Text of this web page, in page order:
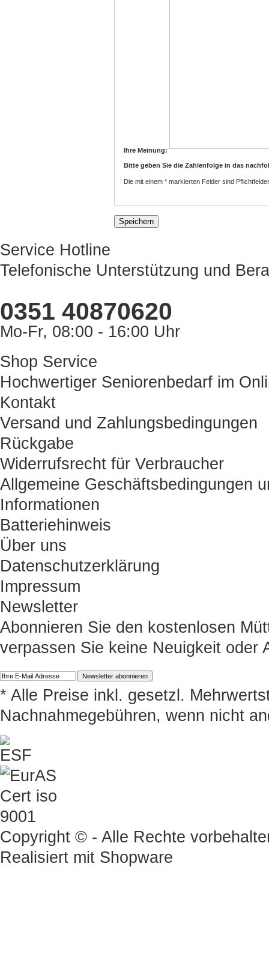
Ihre Meinung:
Bitte geben Sie die Zahlenfolge in das
Die mit einem * markierten Felder sind
Service Hotline
Telefonische Unterstützung und
0351 40870620
Mo-Fr, 08:00 - 16:00 Uhr
Shop Service
Hochwertiger Seniorenbedarf im
Kontakt
Versand und Zahlungsbedingungen
Rückgabe
Widerrufsrecht für Verbraucher
Allgemeine Geschäftsbedingungen
Informationen
Batteriehinweis
Über uns
Datenschutzerklärung
Impressum
Newsletter
Abonnieren Sie den kostenlosen
verpassen Sie keine Neuigkeit oder
* Alle Preise inkl. gesetzl.
Nachnahmegebühren, wenn nicht
Copyright © - Alle Rechte
Realisiert mit Shopware